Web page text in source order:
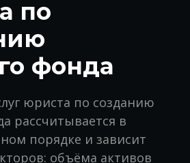
по
фонда
юриста по созданию
рассчитывается в
порядке и зависит
объёма активов